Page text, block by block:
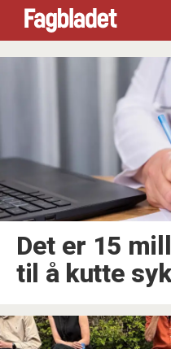
sykelønn
Det er 15
til å kutte